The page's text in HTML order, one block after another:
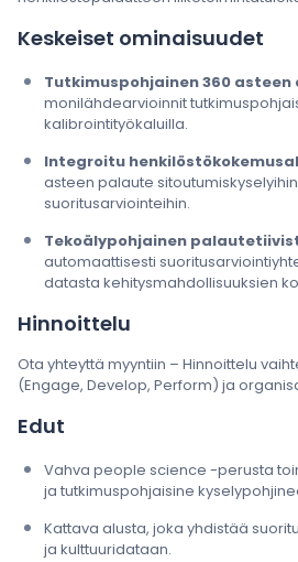
Keskeiset ominaisuudet
Tutkimuspohjainen 360 asteen
monilähdearvioinnit
kalibrointityökaluilla.
Integroitu
asteen palaute
suoritusarviointeihin.
Tekoälypohjainen
automaattisesti
datasta kehitysmahdollisuuksien
Hinnoittelu
Ota yhteyttä myyntiin – Hinnoittelu
(Engage, Develop, Perform) ja
Edut
Vahva people science -perusta
ja tutkimuspohjaisine
Kattava alusta, joka yhdistää
ja kulttuuridataan.